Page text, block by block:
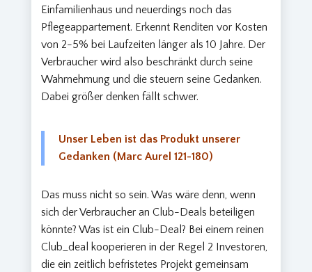
Einfamilienhaus und neuerdings noch das
Pflegeappartement. Erkennt Renditen vor Kosten
von 2-5% bei Laufzeiten länger als 10 Jahre. Der
Verbraucher wird also beschränkt durch seine
Wahrnehmung und die steuern seine Gedanken.
Dabei größer denken fällt schwer.
Unser Leben ist das Produkt unserer
Gedanken (Marc Aurel 121-180)
Das muss nicht so sein. Was wäre denn, wenn
sich der Verbraucher an Club-Deals beteiligen
könnte? Was ist ein Club-Deal? Bei einem reinen
Club_deal kooperieren in der Regel 2 Investoren,
die ein zeitlich befristetes Projekt gemeinsam